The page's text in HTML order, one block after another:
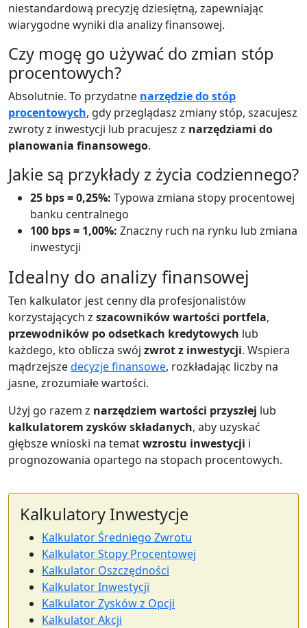
niestandardową precyzję dziesiętną, zapewniając
wiarygodne wyniki dla analizy finansowej.
Czy mogę go używać do zmian stóp
procentowych?
Absolutnie. To przydatne narzędzie do stóp
procentowych, gdy przeglądasz zmiany stóp, szacujesz
zwroty z inwestycji lub pracujesz z narzędziami do
planowania finansowego.
Jakie są przykłady z życia codziennego?
25 bps = 0,25%: Typowa zmiana stopy procentowej
banku centralnego
100 bps = 1,00%: Znaczny ruch na rynku lub zmiana
inwestycji
Idealny do analizy finansowej
Ten kalkulator jest cenny dla profesjonalistów
korzystających z szacowników wartości portfela,
przewodników po odsetkach kredytowych lub
każdego, kto oblicza swój zwrot z inwestycji. Wspiera
mądrzejszedecyzje finansowe, rozkładając liczby na
jasne, zrozumiałe wartości.
Użyj go razem z narzędziem wartości przyszłej lub
kalkulatorem zysków składanych, aby uzyskać
głębsze wnioski na tematwzrostu inwestycji i
prognozowania opartego na stopach procentowych.
Kalkulatory Inwestycje
Kalkulator Średniego Zwrotu
Kalkulator Stopy Procentowej
Kalkulator Oszczędności
Kalkulator Inwestycji
Kalkulator Zysków z Opcji
Kalkulator Akcji